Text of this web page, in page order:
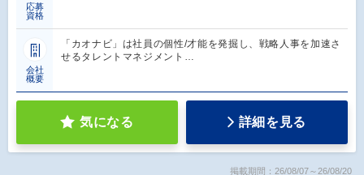
応募
資格
会社
概要
「カオナビ」は社員の個性/才能を発掘し、戦略人事を加速さ
せるタレントマネジメント…
気になる 詳細を見る
掲載期間：26/08/07～26/08/20